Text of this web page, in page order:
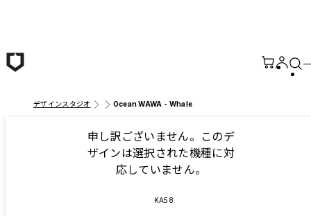
デザインスタジオ Ocean WAWA - Whale
申し訳ございません。このデ
ザインは選択された機種に対
応していません。
KA58